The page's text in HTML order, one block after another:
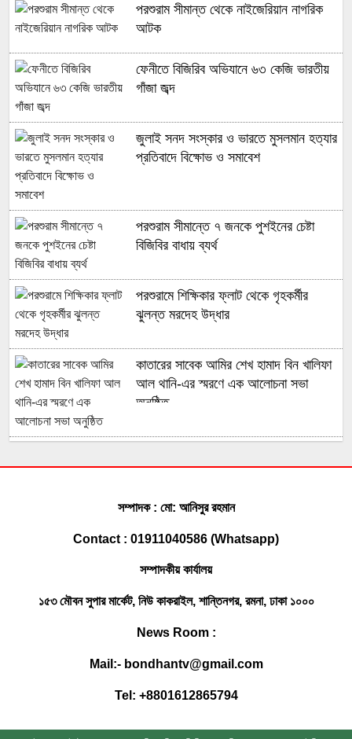
পরশুরাম সীমান্ত থেকে নাইজেরিয়ান নাগরিক
আটক
ফেনীতে বিজিরিব অভিযানে ৬৩ কেজি ভারতীয়
গাঁজা জব্দ
জুলাই সনদ সংস্কার ও ভারতে মুসলমান হত্যার
প্রতিবাদে বিক্ষোভ ও সমাবেশ
পরশুরাম সীমান্তে ৭ জনকে পুশইনের চেষ্টা
বিজিবির বাধায় ব্যর্থ
পরশুরামে শিক্ষিকার ফ্লাট থেকে গৃহকর্মীর
ঝুলন্ত মরদেহ উদ্ধার
কাতারের সাবেক আমির শেখ হামাদ বিন খালিফা
আল থানি-এর স্মরণে এক আলোচনা সভা
অনুষ্ঠিত
লোকালয়ে পানি ঢুকেছে
পণ্য জব্দ করেছে বিজিবি
সোনাগাজীতে মাছবোঝাই পিকআপ ছিনতাই,
পুলিশী অভিযানে উদ্ধার
ফেনীতে একদিনে গৃহবধূ ও যুবকের মর’দেহ
সম্পাদক : মো: আনিসুর রহমান
Contact : 01911040586 (Whatsapp)
সম্পাদকীয় কার্যালয়
১৫৩ মৌবন সুপার মার্কেট, নিউ কাকরাইল, শান্তিনগর, রমনা, ঢাকা ১০০০
News Room :
Mail:- bondhantv@gmail.com
Tel: +8801612865794